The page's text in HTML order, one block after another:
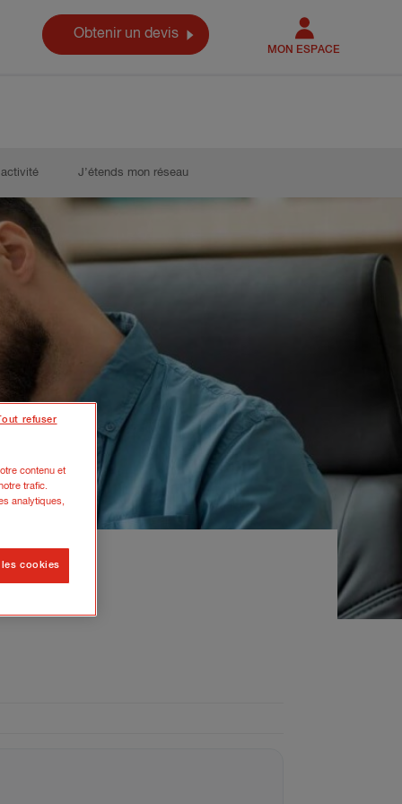
Obtenir un devis
MON ESPACE
J’étends mon réseau
contenu et
trafic.
analytiques,
refuser
cookies